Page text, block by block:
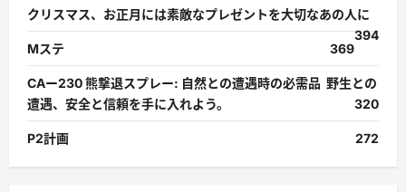
クリスマス、お正月には素敵なプレゼントを大切なあの人に
394
Mステ
369
CAー230 熊撃退スプレー: 自然との遭遇時の必需品 野生との
遭遇、安全と信頼を手に入れよう。
320
P2計画 272